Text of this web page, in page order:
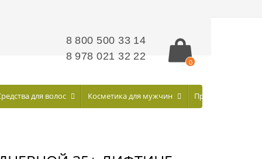
8 800 500 33 14
8 978 021 32 22
0
для волос Косметика для мужчин